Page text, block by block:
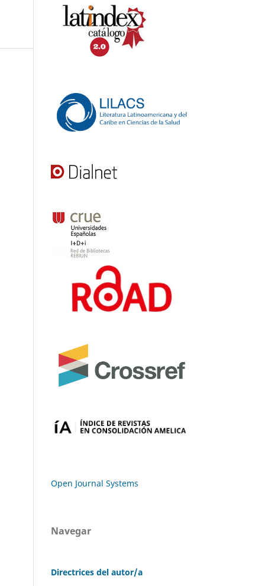
Open Journal Systems
Navegar
Directrices del autor/a